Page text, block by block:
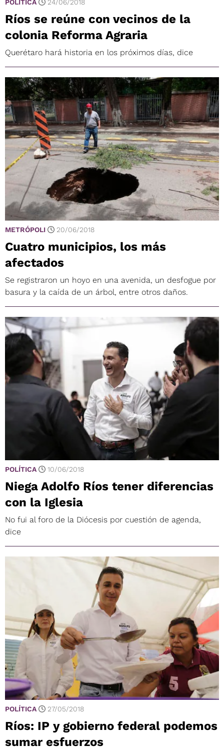
POLÍTICA 24/06/2018
Ríos se reúne con vecinos de la
colonia Reforma Agraria
Querétaro hará historia en los próximos días, dice
METRÓPOLI 20/06/2018
Cuatro municipios, los más
afectados
Se registraron un hoyo en una avenida, un desfogue por
basura y la caída de un árbol, entre otros daños.
POLÍTICA 10/06/2018
Niega Adolfo Ríos tener diferencias
con la Iglesia
No fui al foro de la Diócesis por cuestión de agenda,
dice
POLÍTICA 27/05/2018
Ríos: IP y gobierno federal podemos
sumar esfuerzos